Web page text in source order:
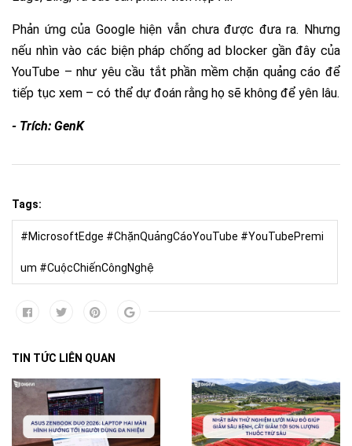
Phản ứng của Google hiện vẫn chưa được đưa ra. Nhưng
nếu nhìn vào các biện pháp chống ad blocker gần đây của
YouTube – như yêu cầu tắt phần mềm chặn quảng cáo để
tiếp tục xem – có thể dự đoán rằng họ sẽ không để yên lâu.
- Trích: GenK
Tags:
#MicrosoftEdge #ChặnQuảngCáoYouTube #YouTubePremi
um #CuộcChiếnCôngNghệ
TIN TỨC LIÊN QUAN